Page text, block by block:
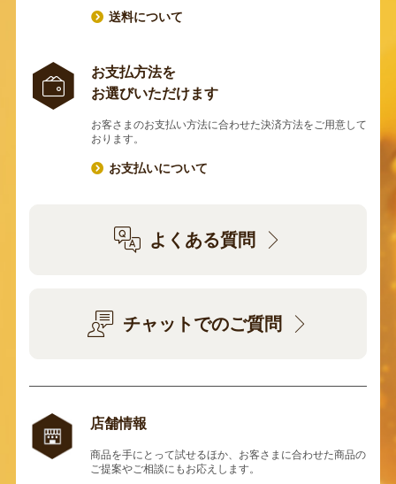
送料について
お支払方法を
お選びいただけます
お客さまのお支払い方法に合わせた決済方法をご用意して
おります。
お支払いについて
よくある質問
チャットでのご質問
店舗情報
商品を手にとって試せるほか、お客さまに合わせた商品の
ご提案やご相談にもお応えします。